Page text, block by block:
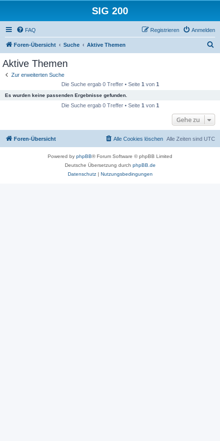
SIG 200
FAQ Anmelden
Registrieren
Foren-Übersicht Suche Aktive Themen
Aktive Themen
Zur erweiterten Suche
Die Suche ergab 0 Treffer • Seite 1 von 1
Es wurden keine passenden Ergebnisse gefunden.
Die Suche ergab 0 Treffer • Seite 1 von 1
Gehe zu
Foren-Übersicht Alle Zeiten sind UTC
Alle Cookies löschen
Powered by phpBB® Forum Software © phpBB Limited
Deutsche Übersetzung durch phpBB.de
Datenschutz| Nutzungsbedingungen